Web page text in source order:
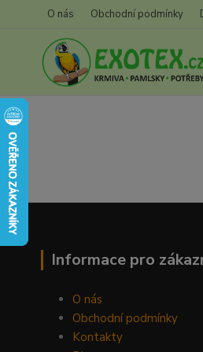
O nás Obchodní podmínky
Informace pro
O nás
Obchodní podmínky
Kontakty